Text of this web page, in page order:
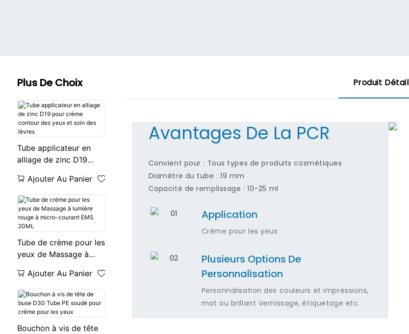
Produit Détail
Avantages De La PCR
Convient pour : Tous types de produits cosmétiques
Diamètre du tube : 19 mm
Capacité de remplissage : 10-25 ml
Application
Crème pour les yeux
Plusieurs Options De
Personnalisation
Personnalisation des couleurs et impressions,
mat ou brillant Vernissage, étiquetage etc.
Plus De Choix
Tube applicateur en
alliage de zinc D19
des yeux et soin des
lèvres
Ajouter Au Panier
Tube de crème pour les
yeux de Massage à
courant EMS 20ML
Ajouter Au Panier
Bouchon à vis de tête